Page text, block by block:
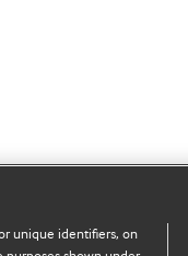
unique identifiers, on